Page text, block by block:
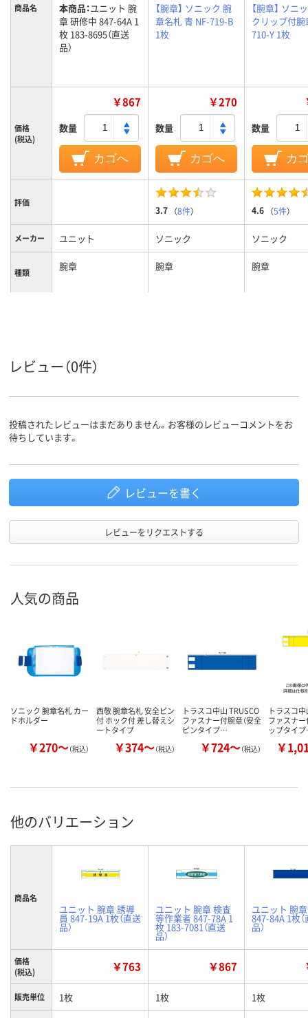
商品名 本商品：ユニット 腕
章 研修中 847-64A 1
枚 183-8695（直送
品）
【腕章】 ソニック 腕
章名札 青 NF-719-B
1枚
【腕章】 ソニ
クリップ付腕
710-Y 1枚
価格
(税込)
￥867
数量
カゴへ
￥270
数量
カゴへ
数量
カ
評価
3.7 （8件） 4.6 （5件）
メーカー ユニット ソニック ソニック
種類 腕章 腕章 腕章
レビュー（0件）
投稿されたレビューはまだありません。お客様のレビューコメントをお
待ちしています。
レビューを書く
レビューをリクエストする
人気の商品
ソニック 腕章名札 カー
ドホルダー
￥270～（税込）
西敬 腕章名札 安全ピン
付 ホック付 差し替えシ
ートタイプ
￥374～（税込）
トラスコ中山 TRUSCO
ファスナー付腕章（安全
ピンタイプ…
￥724～（税込）
トラスコ
ファスナー
ップタイ
￥
他のバリエーション
商品名
ユニット 腕章 誘導
員 847-19A 1枚（直送
品）
ユニット 腕章 検査
等作業者 847-78A 1
枚 183-7081（直送
品）
ユニット 腕
847-84A 1枚
品）
価格
(税込)
￥763 ￥867
販売単位 1枚 1枚 1枚